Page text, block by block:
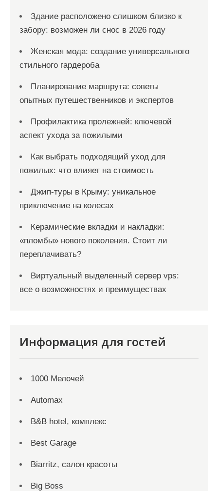
Здание расположено слишком близко к
забору: возможен ли снос в 2026 году
Женская мода: создание универсального
стильного гардероба
Планирование маршрута: советы
опытных путешественников и экспертов
Профилактика пролежней: ключевой
аспект ухода за пожилыми
Как выбрать подходящий уход для
пожилых: что влияет на стоимость
Джип-туры в Крыму: уникальное
приключение на колесах
Керамические вкладки и накладки:
«пломбы» нового поколения. Стоит ли
переплачивать?
Виртуальный выделенный сервер vps:
все о возможностях и преимуществах
Информация для гостей
1000 Мелочей
Automax
B&B hotel, комплекс
Best Garage
Biarritz, салон красоты
Big Boss